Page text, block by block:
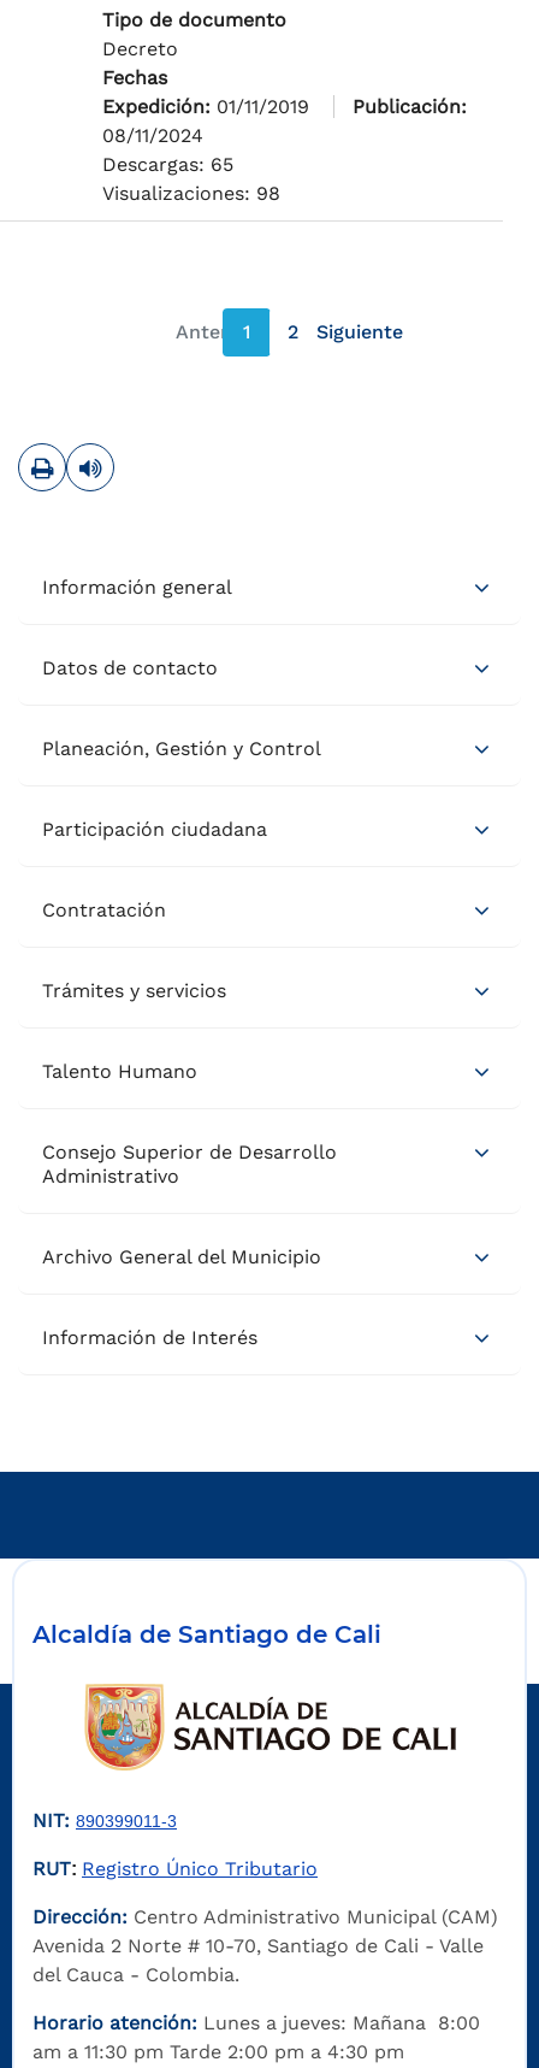
Tipo de documento
Decreto
Fechas
Expedición: 01/11/2019
Publicación:
08/11/2024
Descargas: 65
Visualizaciones: 98
Anterior
1 2 Siguiente
ImprimirLeer contenido
Información general
Datos de contacto
Planeación, Gestión y Control
Participación ciudadana
Contratación
Trámites y servicios
Talento Humano
Consejo Superior de Desarrollo
Administrativo
Archivo General del Municipio
Información de Interés
Alcaldía de Santiago de Cali
NIT: 890399011-3
RUT: Registro Único Tributario
Dirección: Centro Administrativo Municipal (CAM)
Avenida 2 Norte # 10-70, Santiago de Cali - Valle
del Cauca - Colombia.
Horario atención: Lunes a jueves: Mañana 8:00
am a 11:30 pm Tarde 2:00 pm a 4:30 pm